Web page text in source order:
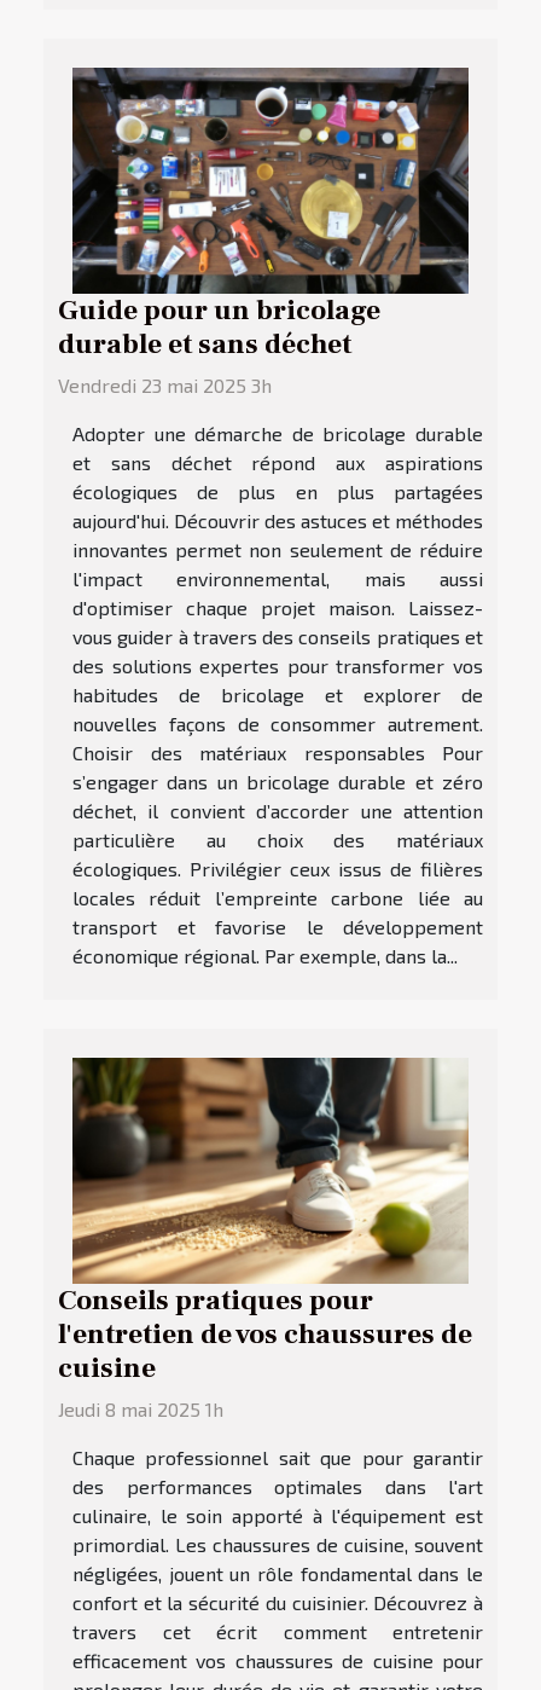
Guide pour un bricolage
durable et sans déchet
Vendredi 23 mai 2025 3h
Adopter une démarche de bricolage durable
et sans déchet répond aux aspirations
écologiques de plus en plus partagées
aujourd'hui. Découvrir des astuces et méthodes
innovantes permet non seulement de réduire
l'impact environnemental, mais aussi
d'optimiser chaque projet maison. Laissez-
vous guider à travers des conseils pratiques et
des solutions expertes pour transformer vos
habitudes de bricolage et explorer de
nouvelles façons de consommer autrement.
Choisir des matériaux responsables Pour
s’engager dans un bricolage durable et zéro
déchet, il convient d’accorder une attention
particulière au choix des matériaux
écologiques. Privilégier ceux issus de filières
locales réduit l’empreinte carbone liée au
transport et favorise le développement
économique régional. Par exemple, dans la...
Conseils pratiques pour
l'entretien de vos chaussures de
cuisine
Jeudi 8 mai 2025 1h
Chaque professionnel sait que pour garantir
des performances optimales dans l'art
culinaire, le soin apporté à l'équipement est
primordial. Les chaussures de cuisine, souvent
négligées, jouent un rôle fondamental dans le
confort et la sécurité du cuisinier. Découvrez à
travers cet écrit comment entretenir
efficacement vos chaussures de cuisine pour